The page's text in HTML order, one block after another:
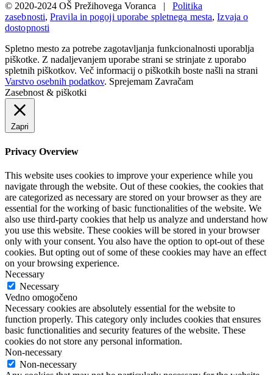
© 2020-2024 OŠ Prežihovega Voranca | Politika
zasebnosti, Pravila in pogoji uporabe spletnega mesta,Izvaja o
dostopnosti
Spletno mesto za potrebe zagotavljanja funkcionalnosti uporablja
piškotke. Z nadaljevanjem uporabe strani se strinjate z uporabo
spletnih piškotkov. Več informacij o piškotkih boste našli na strani
Varstvo osebnih podatkov. Sprejemam Zavračam
Zasebnost & piškotki
Zapri
Privacy Overview
This website uses cookies to improve your experience while you
navigate through the website. Out of these cookies, the cookies that
are categorized as necessary are stored on your browser as they are
essential for the working of basic functionalities of the website. We
also use third-party cookies that help us analyze and understand how
you use this website. These cookies will be stored in your browser
only with your consent. You also have the option to opt-out of these
cookies. But opting out of some of these cookies may have an effect
on your browsing experience.
Necessary
Necessary
Vedno omogočeno
Necessary cookies are absolutely essential for the website to
function properly. This category only includes cookies that ensures
basic functionalities and security features of the website. These
cookies do not store any personal information.
Non-necessary
Non-necessary